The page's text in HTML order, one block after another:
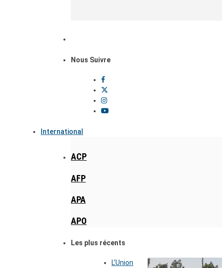
Nous Suivre
International
ACP
AFP
APA
APO
Les plus récents
L’Union